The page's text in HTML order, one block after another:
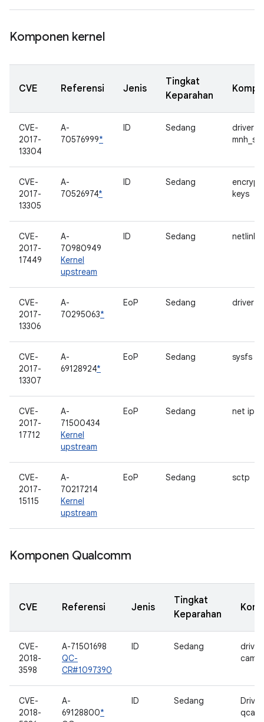
Komponen kernel
CVE Referensi Jenis
Tingkat
Keparahan
CVE-
2017-
13304
A-
70576999*
ID Sedang
driver
mnh_sm
CVE-
2017-
13305
A-
70526974*
ID Sedang
keys
CVE-
2017-
17449
A-
70980949
Kernel
upstream
ID Sedang netlink
CVE-
2017-
13306
A-
70295063*
EoP Sedang driver
CVE-
2017-
13307
A-
69128924*
EoP Sedang sysfs
CVE-
2017-
17712
A-
71500434
Kernel
upstream
EoP Sedang net ipv4
CVE-
2017-
15115
A-
70217214
Kernel
upstream
EoP Sedang sctp
Komponen Qualcomm
CVE Referensi Jenis
Tingkat
Keparahan
CVE-
2018-
3598
A-71501698
QC-
CR#1097390
ID Sedang
driver
CVE-
2018-
A-
69128800*
ID Sedang